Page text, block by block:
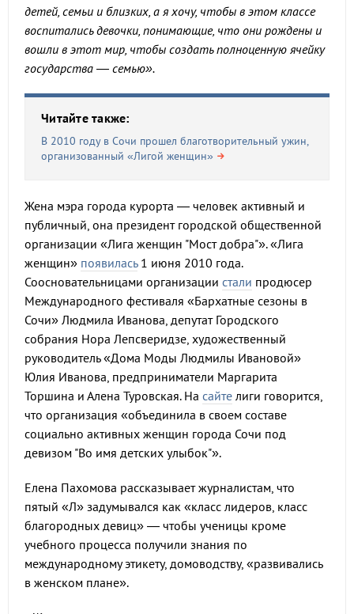
детей, семьи и близких, а я хочу, чтобы в этом классе
воспитались девочки, понимающие, что они рождены и
вошли в этот мир, чтобы создать полноценную ячейку
государства — семью».
Читайте также:
В 2010 году в Сочи прошел благотворительный ужин,
организованный «Лигой женщин»
Жена мэра города курорта — человек активный и
публичный, она президент городской общественной
организации «Лига женщин "Мост добра"». «Лига
женщин» появилась1 июня 2010 года.
Соосновательницами организации стали продюсер
Международного фестиваля «Бархатные сезоны в
Сочи» Людмила Иванова, депутат Городского
собрания Нора Лепсверидзе, художественный
руководитель «Дома Моды Людмилы Ивановой»
Юлия Иванова, предприниматели Маргарита
Торшина и Алена Туровская. На сайте лиги говорится,
что организация «объединила в своем составе
социально активных женщин города Сочи под
девизом "Во имя детских улыбок"».
Елена Пахомова рассказывает журналистам, что
пятый «Л» задумывался как «класс лидеров, класс
благородных девиц» — чтобы ученицы кроме
учебного процесса получили знания по
международному этикету, домоводству, «развивались
в женском плане».